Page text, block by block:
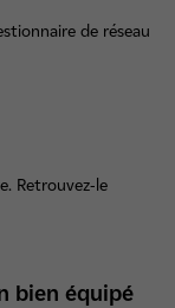
de réseau
Retrouvez-le
bien équipé